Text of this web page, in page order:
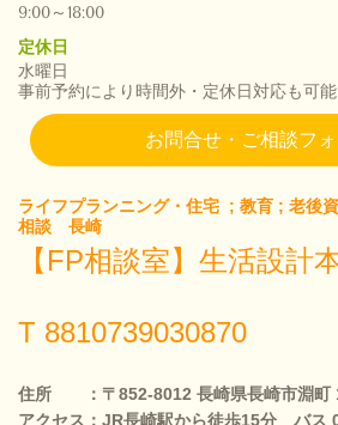
9:00～18:00
定休日
水曜日
事前予約により時間外・定休日対応も可能
お問合せ・ご相談フ
ライフプランニング・住宅 ; 教育 ; 老後
相談 長崎
【FP相談室】生活設計
T 8810739030870
住所 ：〒852-8012 長崎県長崎市淵町
アクセス：JR長崎駅から徒歩15分 バ
秀ちゃんAI
24時間対応・今す